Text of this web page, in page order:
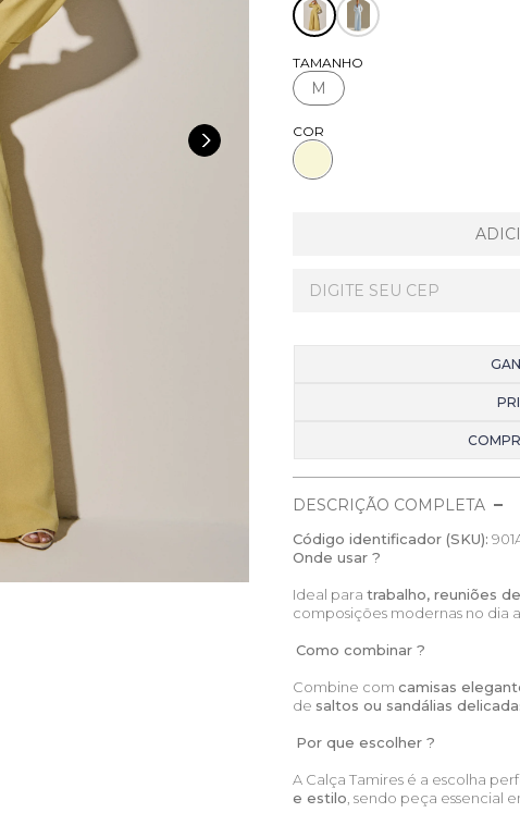
TAMANHO
M
COR
DESCRIÇÃO COMPLETA
Código identificador (SKU):
Onde usar ?
Ideal paratrabalho, reuniões
composições modernas no dia
Como combinar ?
Combine comcamisas
de saltos ou sandálias
Por que escolher ?
A Calça Tamires é a escolha
e estilo, sendo peça essencial